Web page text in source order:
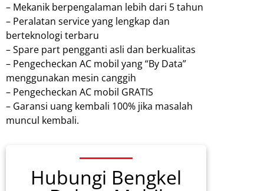
– Mekanik berpengalaman lebih dari 5 tahun
– Peralatan service yang lengkap dan
berteknologi terbaru
– Spare part pengganti asli dan berkualitas
– Pengecheckan AC mobil yang “By Data”
menggunakan mesin canggih
– Pengecheckan AC mobil GRATIS
– Garansi uang kembali 100% jika masalah
muncul kembali.
Hubungi Bengkel